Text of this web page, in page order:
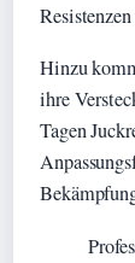
Hinzu
ihre
Tagen